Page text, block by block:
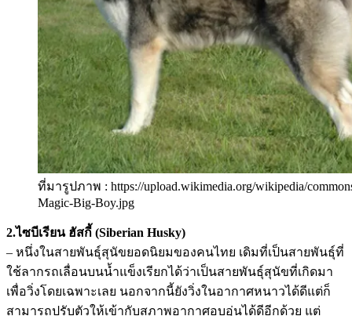
ที่มารูปภาพ : https://upload.wikimedia.org/wikipedia/
Magic-Big-Boy.jpg
2.ไซบีเรียน ฮัสกี้ (Siberian Husky)
– หนึ่งในสายพันธุ์สุนัขยอดนิยมของคนไทย เดิมที่เป็นสายพันธุ์ที่
ใช้ลากรถเลื่อนบนน้ำแข็งเรียกได้ว่าเป็นสายพันธุ์สุนัขที่เกิดมา
เพื่อวิ่งโดยเฉพาะเลย นอกจากนี้ยังวิ่งในอากาศหนาวได้ดีแต่ก็
สามารถปรับตัวให้เข้ากับสภาพอากาศอบอุ่นได้ดีอีกด้วย แต่